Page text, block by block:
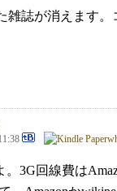
雑誌が消えます
。3G回線費は